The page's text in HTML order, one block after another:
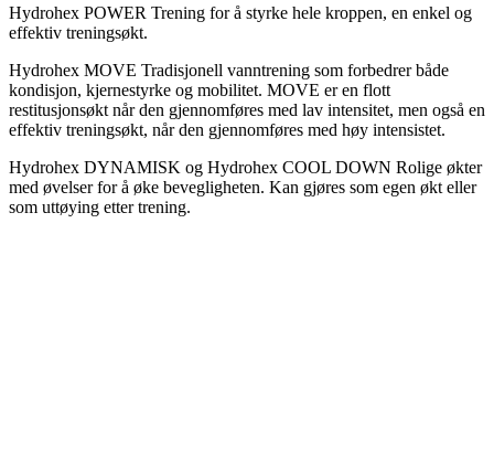
Hydrohex POWER Trening for å styrke hele kroppen, en enkel og
effektiv treningsøkt.
Hydrohex MOVE Tradisjonell vanntrening som forbedrer både
kondisjon, kjernestyrke og mobilitet. MOVE er en flott
restitusjonsøkt når den gjennomføres med lav intensitet, men også en
effektiv treningsøkt, når den gjennomføres med høy intensistet.
Hydrohex DYNAMISK og Hydrohex COOL DOWN Rolige økter
med øvelser for å øke bevegligheten. Kan gjøres som egen økt eller
som uttøying etter trening.